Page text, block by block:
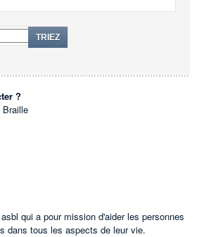
TRIEZ
?
Braille
qui a pour mission d'aider les personnes
dans tous les aspects de leur vie.